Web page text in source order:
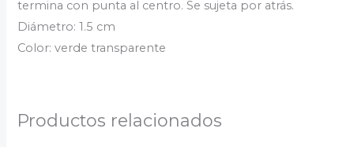
termina con punta al centro. Se sujeta por atrás.
Diámetro: 1.5 cm
Color: verde transparente
Productos relacionados